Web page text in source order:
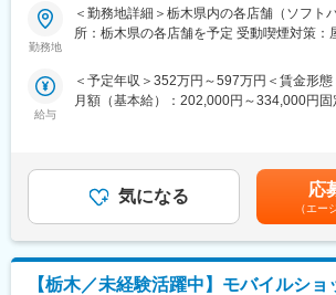
ストップで対応しているため、顧客から評
車関連の福利厚生も充実しており、社内の
変更の範囲：会社の定める業務
します。
◇受付対応
◇店頭ディスプレイづくり
◇店内イベントの企画・実施 など
を目指しています。お客様の生活をより便
に、より丁寧なコンサルテイングが求めら
■研修体制充実
・9割が未経験スタート★
教える立場の先輩社員の9割が未経験スタ
勤務地
＜勤務地詳細＞栃木県内の各店舗（ソフト
所：栃木県の各店舗を予定 受動喫煙対策：
給与
＜予定年収＞352万円～597万円＜賃金形
月額（基本給）：202,000円～334,000円固
トバンク認定資格を取得すると資格手当が
記月収・年収はみなし残業手当含む加えた
（6・12月）・昇給：年1回賞与とは別にイ
与も支給実績あり（2024年は30万円の追
あくまでも目安の金額であり、選考を通じ
ります。月給(月額)は固定手当を含めた表
気になる 応
（エー
【栃木／未経験活躍中】モバイルシ